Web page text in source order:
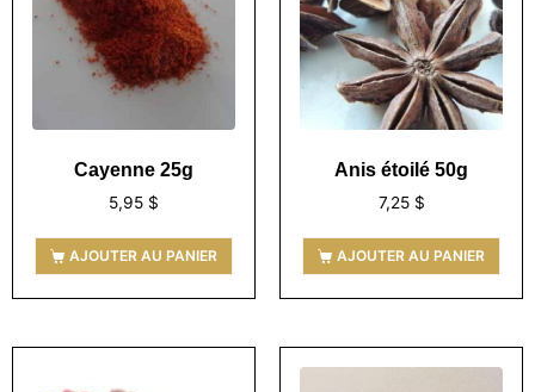
Cayenne 25g
5,95 $
AJOUTER AU PANIER
Anis étoilé 50g
7,25 $
AJOUTER AU PANIER